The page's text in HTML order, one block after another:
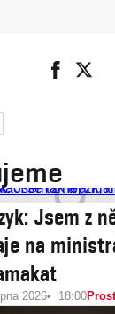
Jsem z
na
2026 18:00